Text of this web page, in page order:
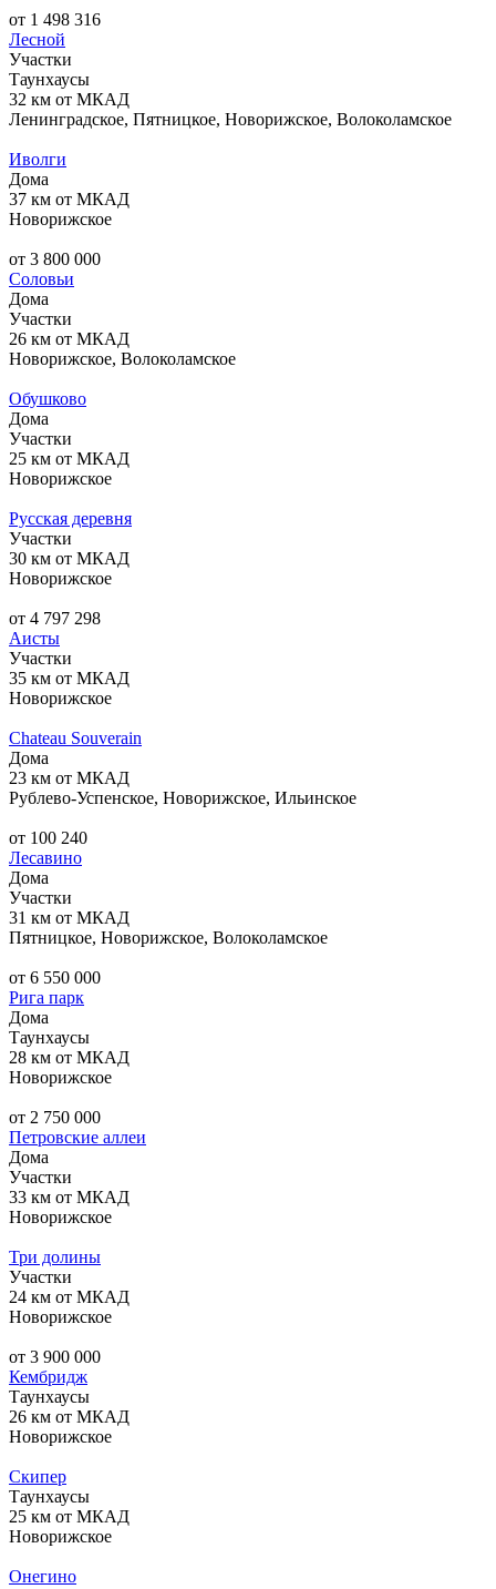
от 1 498 316
Лесной
Участки
Таунхаусы
32 км от МКАД
Ленинградское, Пятницкое, Новорижское, Волоколамское
Иволги
Дома
37 км от МКАД
Новорижское
от 3 800 000
Соловьи
Дома
Участки
26 км от МКАД
Новорижское, Волоколамское
Обушково
Дома
Участки
25 км от МКАД
Новорижское
Русская деревня
Участки
30 км от МКАД
Новорижское
от 4 797 298
Аисты
Участки
35 км от МКАД
Новорижское
Chateau Souverain
Дома
23 км от МКАД
Рублево-Успенское, Новорижское, Ильинское
от 100 240
Лесавино
Дома
Участки
31 км от МКАД
Пятницкое, Новорижское, Волоколамское
от 6 550 000
Рига парк
Дома
Таунхаусы
28 км от МКАД
Новорижское
от 2 750 000
Петровские аллеи
Дома
Участки
33 км от МКАД
Новорижское
Три долины
Участки
24 км от МКАД
Новорижское
от 3 900 000
Кембридж
Таунхаусы
26 км от МКАД
Новорижское
Скипер
Таунхаусы
25 км от МКАД
Новорижское
Онегино